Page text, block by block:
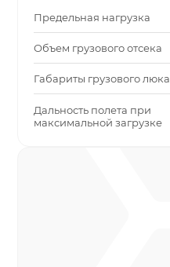
Предельная нагрузка
Объем грузового отсека
Габариты грузового люка
Дальность полета при
максимальной загрузке